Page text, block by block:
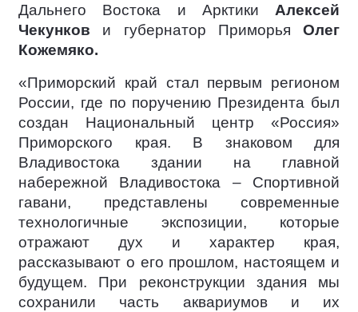
Дальнего Востока и Арктики Алексей
Чекунков и губернатор Приморья Олег
Кожемяко.
«Приморский край стал первым регионом
России, где по поручению Президента был
создан Национальный центр «Россия»
Приморского края. В знаковом для
Владивостока здании на главной
набережной Владивостока – Спортивной
гавани, представлены современные
технологичные экспозиции, которые
отражают дух и характер края,
рассказывают о его прошлом, настоящем и
будущем. При реконструкции здания мы
сохранили часть аквариумов и их